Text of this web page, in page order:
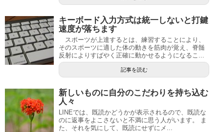
キーボード入力方式は統一しないと打鍵
速度が落ちます
スポーツが上達するとは、練習することにより、
そのスポーツに適した体の動きを筋肉が覚え、脊髄
反射によりすばやく正確に動かせるようになるこ...
記事を読む
新しいものに自分のこだわりを持ち込む
人々
LINEでは、既読かどうかが表示されるので、既読な
のに返事をよこさないと不満に思う人がいます。 ま
た、それを気にして、既読にせずにメ...